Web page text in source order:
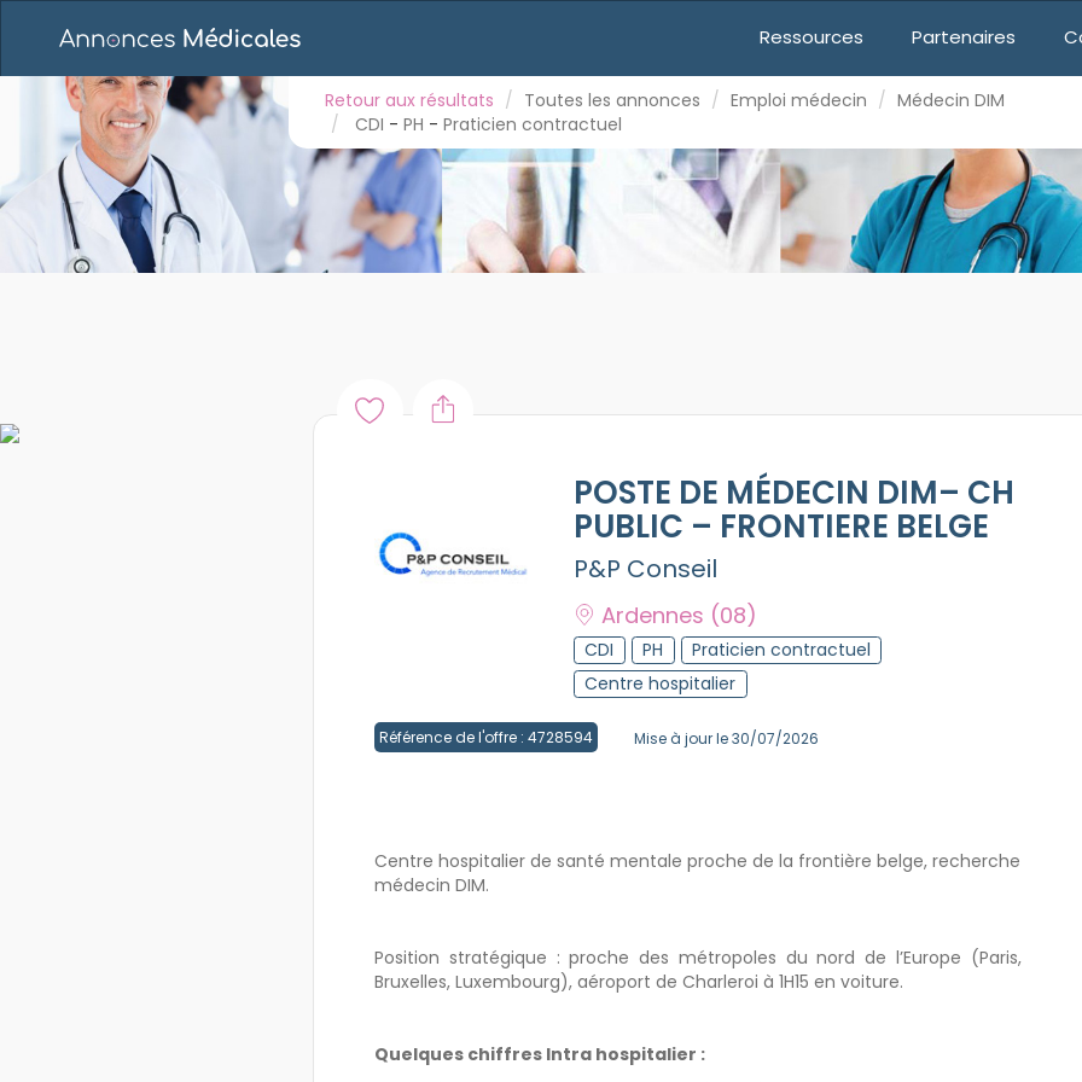
Ressources Partenaires
Retour aux résultats Toutes les annonces Emploi médecin
Médecin DIM
CDI - PH - Praticien contractuel
POSTE DE MÉDECIN DIM– CH
PUBLIC – FRONTIERE BELGE
P&P Conseil
Ardennes (08)
CDI PH
Praticien contractuel
Centre hospitalier
Référence de l'offre : 4728594 Mise à jour le 30/07/2026
Centre hospitalier de santé mentale proche de la frontière belge, recherche
médecin DIM.
Position stratégique : proche des métropoles du nord de l’Europe (Paris,
Bruxelles, Luxembourg), aéroport de Charleroi à 1H15 en voiture.
Quelques chiffres Intra hospitalier :
Retour aux résultats
CDI -PH -Praticien contractuel
POSTE DE MÉDECIN DIM– CH PUBLIC – FRONTIERE BELGE